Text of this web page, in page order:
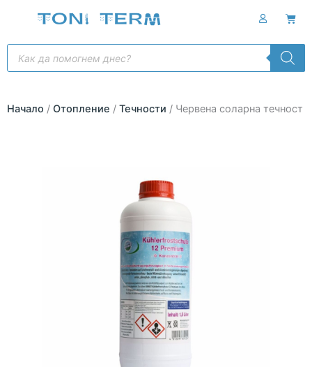
content
Cart
Products
search
Начало / Отопление / Течности / Червена соларна течност